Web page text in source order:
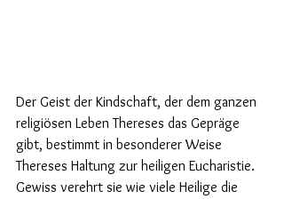
Der Geist der Kindschaft, der dem ganzen
religiösen Leben Thereses das Gepräge
gibt, bestimmt in besonderer Weise
Thereses Haltung zur heiligen Eucharistie.
Gewiss verehrt sie wie viele Heilige die